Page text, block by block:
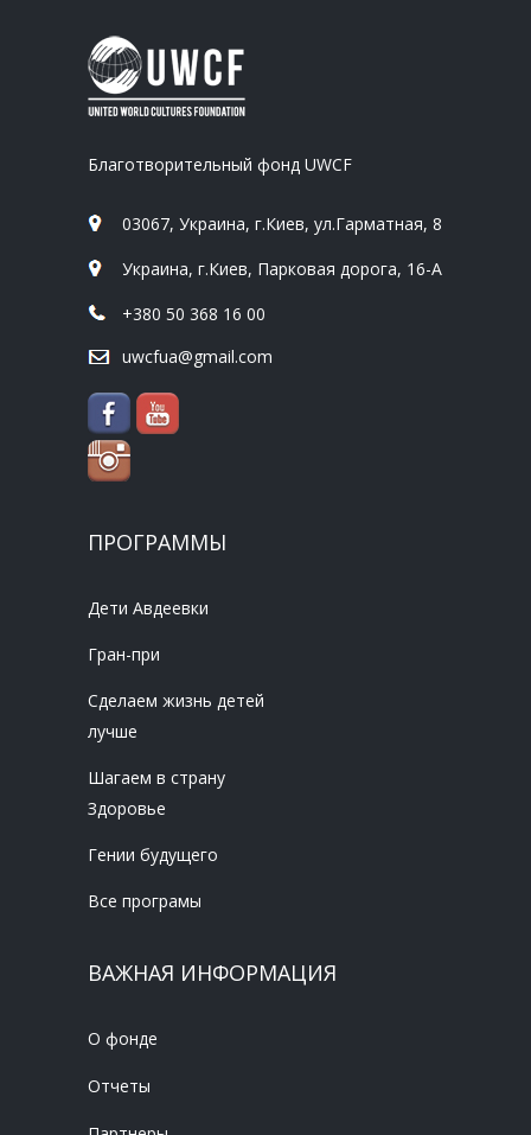
Благотворительный фонд UWCF
03067, Украина, г.Киев, ул.Гарматная, 8
Украина, г.Киев, Парковая дорога, 16-А
+380 50 368 16 00
uwcfua@gmail.com
ПРОГРАММЫ
Дети Авдеевки
Гран-при
Сделаем жизнь детей
лучше
Шагаем в страну
Здоровье
Гении будущего
Все програмы
ВАЖНАЯ ИНФОРМАЦИЯ
О фонде
Отчеты